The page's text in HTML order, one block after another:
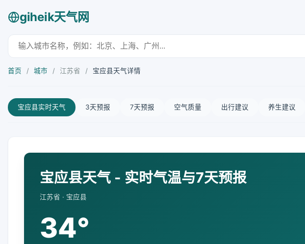
giheik天气网
首页 / 城市 / 江苏省 / 宝应县天气详情
宝应县实时天气 3天预报 7天预报 空气质量 出行建议 养生建议
宝应县天气 - 实时气温与7天预报
江苏省 · 宝应县
34°